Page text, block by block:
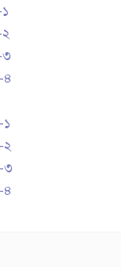
২
৩
৪
১
২
৩
৪